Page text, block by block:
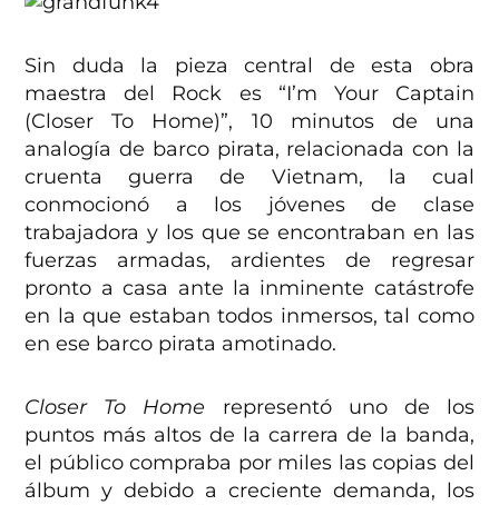
Sin duda la pieza central de esta obra
maestra del Rock es “I’m Your Captain
(Closer To Home)”, 10 minutos de una
analogía de barco pirata, relacionada con la
cruenta guerra de Vietnam, la cual
conmocionó a los jóvenes de clase
trabajadora y los que se encontraban en las
fuerzas armadas, ardientes de regresar
pronto a casa ante la inminente catástrofe
en la que estaban todos inmersos, tal como
en ese barco pirata amotinado.
Closer To Home representó uno de los
puntos más altos de la carrera de la banda,
el público compraba por miles las copias del
álbum y debido a creciente demanda, los